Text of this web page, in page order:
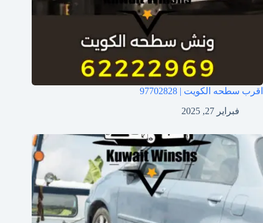
اقرب سطحه الكويت | 97702828
فبراير 27, 2025